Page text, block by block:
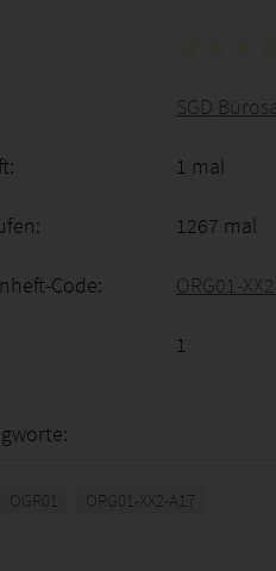
SGD
1 mal
1267 mal
Code: ORG01-
1
OGR01 ORG01-XX2-A17